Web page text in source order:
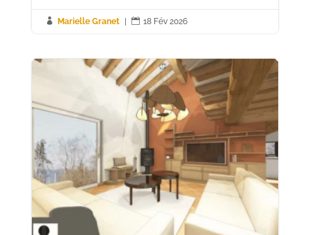
 Marielle Granet  18 Fév 2026